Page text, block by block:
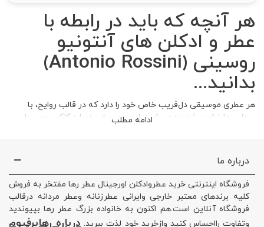
هر آنچه که باید در رابطه با
عطر و ادکلن های آنتونیو
روسینی (Antonio Rossini)
بدانید...
هر عطری موسیقی دل‌فریب خاص خود را دارد که در قالب روایح، با
صدایی دل‌نشین شنیده می‌شود. این موسیقی درباره کلکسیون عطر
فوق‌العاده آنتونیو روسینی نت‌های موسیقی خاصی را به صحنه اجرا
می‌گذارند.
این مجموعه همانند تاریخچه زندگی نویسنده بزرگ اپرا، ژواکینو آنتونیو
روسین است و ارزش هزینه‌کردن را دارد. شما با اسپریِ هر کدام، ترکیب
خاصی از نت‌های دل‌انگیز موسیقی را در کل روز با مشامتان حس
ادامه مطلب
درباره ما
فروشگاه اینترنتی خرید عطروادکلن اورجینال عطر رها مفتخر به فروش
کلیه برندهای معتبر خارجی وایرانی عطرزنانه وعطر مردانه درقالب
فروشگاه آنلاین است.هم اکنون به خانواده بزرگ عطر رها بپیوندید
وتفاوت رااحساس کنید وازخرید خود لذت ببرید. درباره رهاپرفیوم